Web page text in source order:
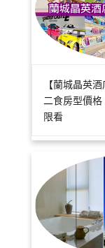
【蘭城晶英
二食房型價
限看